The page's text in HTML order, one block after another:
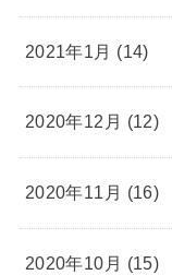
2021年1月 (14)
2020年12月 (12)
2020年11月 (16)
2020年10月 (15)